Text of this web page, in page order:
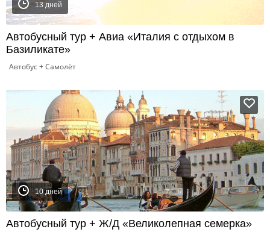
13 дней
Автобусный тур + Авиа «Италия с отдыхом в
Базиликате»
Автобус + Самолёт
10 дней
Автобусный тур + Ж/Д «Великолепная семерка»